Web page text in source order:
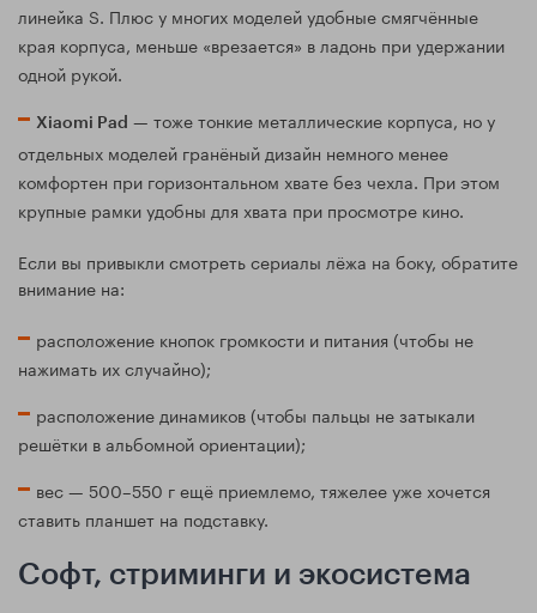
линейка S. Плюс у многих моделей удобные смягчённые
края корпуса, меньше «врезается» в ладонь при удержании
одной рукой.
Xiaomi Pad — тоже тонкие металлические корпуса, но у
отдельных моделей гранёный дизайн немного менее
комфортен при горизонтальном хвате без чехла. При этом
крупные рамки удобны для хвата при просмотре кино.
Если вы привыкли смотреть сериалы лёжа на боку, обратите
внимание на:
расположение кнопок громкости и питания (чтобы не
нажимать их случайно);
расположение динамиков (чтобы пальцы не затыкали
решётки в альбомной ориентации);
вес — 500–550 г ещё приемлемо, тяжелее уже хочется
ставить планшет на подставку.
Софт, стриминги и экосистема